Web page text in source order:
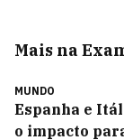
Mais na
MUNDO
Espanha e
o impacto